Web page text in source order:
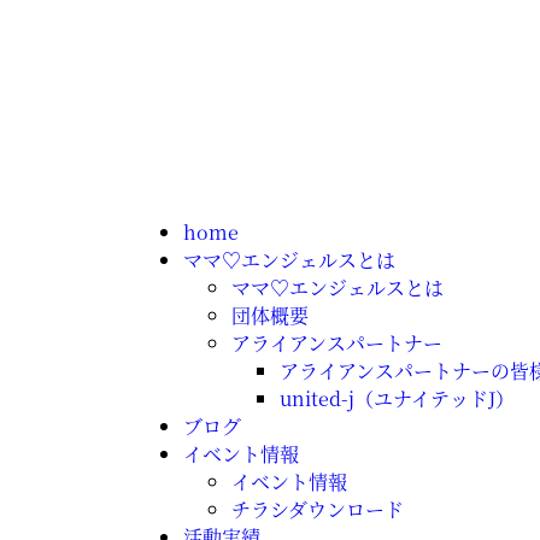
home
ママ♡エンジェルスとは
ママ♡エンジェルスとは
団体概要
アライアンスパートナー
アライアンスパートナーの皆
united-j（ユナイテッドJ）
ブログ
イベント情報
イベント情報
チラシダウンロード